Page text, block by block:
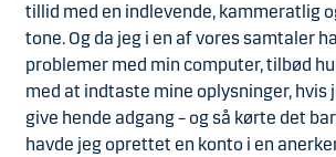
tillid med en indlevende, kammeratlig
tone. Og da jeg i en af vores samtaler
problemer med min computer, tilbød
med at indtaste mine oplysninger, hvis
give hende adgang – og så kørte det
havde jeg oprettet en konto i en